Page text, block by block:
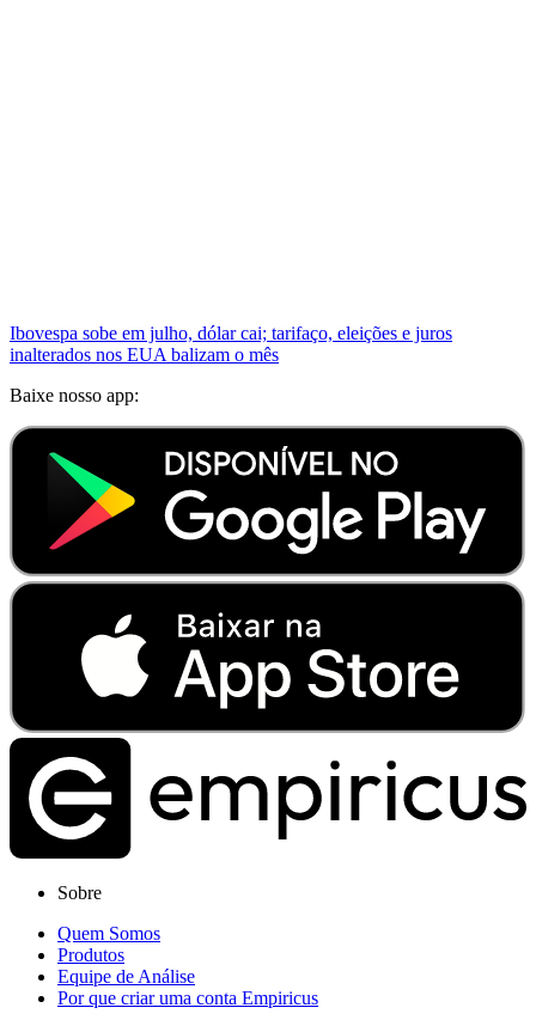
Ibovespa sobe em julho, dólar cai; tarifaço, eleições e juros
inalterados nos EUA balizam o mês
Baixe nosso app:
Sobre
Quem Somos
Produtos
Equipe de Análise
Por que criar uma conta Empiricus